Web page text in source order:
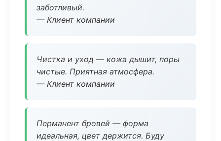
заботливый.
— Клиент компании
Чистка и уход — кожа дышит, поры
чистые. Приятная атмосфера.
— Клиент компании
Перманент бровей — форма
идеальная, цвет держится. Буду